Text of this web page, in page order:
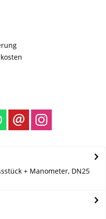
+ Manometer, DN25